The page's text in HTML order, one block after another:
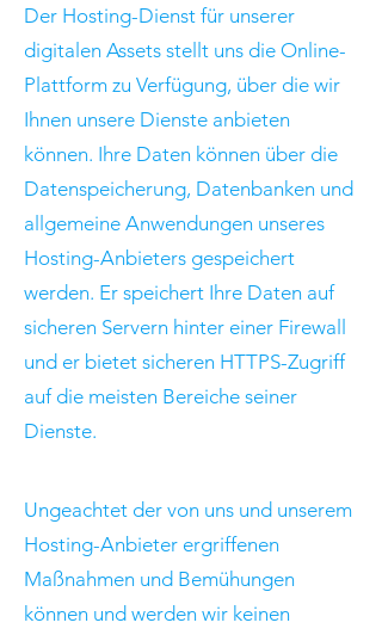
Der Hosting-Dienst für unserer
digitalen Assets stellt uns die Online-
Plattform zu Verfügung, über die wir
Ihnen unsere Dienste anbieten
können. Ihre Daten können über die
Datenspeicherung, Datenbanken und
allgemeine Anwendungen unseres
Hosting-Anbieters gespeichert
werden. Er speichert Ihre Daten auf
sicheren Servern hinter einer Firewall
und er bietet sicheren HTTPS-Zugriff
auf die meisten Bereiche seiner
Dienste.
Ungeachtet der von uns und unserem
Hosting-Anbieter ergriffenen
Maßnahmen und Bemühungen
können und werden wir keinen